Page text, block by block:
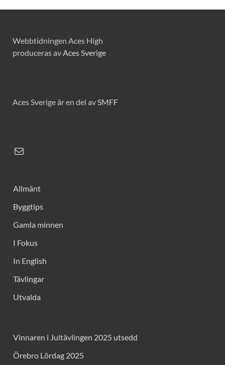
Webbtidningen Aces High
produceras avAces Sverige
Aces Sverige är en del avSMFF
Allmänt
Byggtips
Gamla minnen
I Fokus
In English
Tävlingar
Utvalda
Vinnaren i Jultävlingen 2025 utsedd
Örebro Lördag 2025